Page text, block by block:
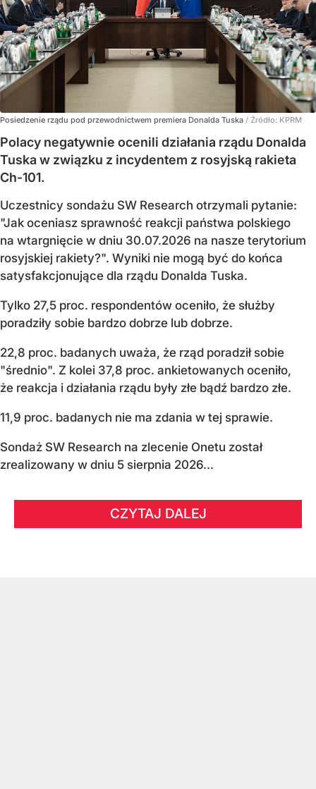
Posiedzenie rządu pod przewodnictwem premiera Donalda Tuska / Źródło: KPRM
Polacy negatywnie ocenili działania rządu Donalda
Tuska w związku z incydentem z rosyjską rakieta
Ch-101.
Uczestnicy sondażu SW Research otrzymali pytanie:
"Jak oceniasz sprawność reakcji państwa polskiego
na wtargnięcie w dniu 30.07.2026 na nasze terytorium
rosyjskiej rakiety?". Wyniki nie mogą być do końca
satysfakcjonujące dla rządu Donalda Tuska.
Tylko 27,5 proc. respondentów oceniło, że służby
poradziły sobie bardzo dobrze lub dobrze.
22,8 proc. badanych uważa, że rząd poradził sobie
"średnio". Z kolei 37,8 proc. ankietowanych oceniło,
że reakcja i działania rządu były złe bądź bardzo złe.
11,9 proc. badanych nie ma zdania w tej sprawie.
Sondaż SW Research na zlecenie Onetu został
zrealizowany w dniu 5 sierpnia 2026...
CZYTAJ DALEJ